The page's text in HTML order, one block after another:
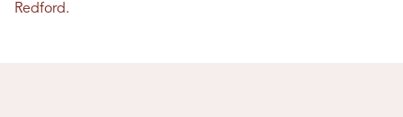
Redford.